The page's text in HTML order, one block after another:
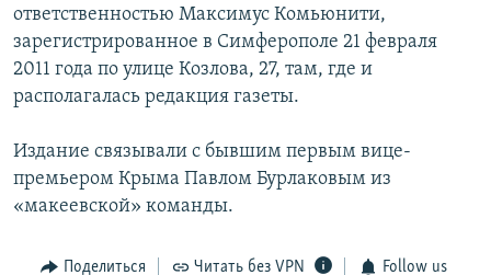
ответственностью Максимус Комьюнити,
зарегистрированное в Симферополе 21 февраля
2011 года по улице Козлова, 27, там, где и
располагалась редакция газеты.
Издание связывали с бывшим первым вице-
премьером Крыма Павлом Бурлаковым из
«макеевской» команды.
Поделиться Читать без VPN Follow us